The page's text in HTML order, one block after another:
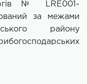
№ LRE001-
за межами
району